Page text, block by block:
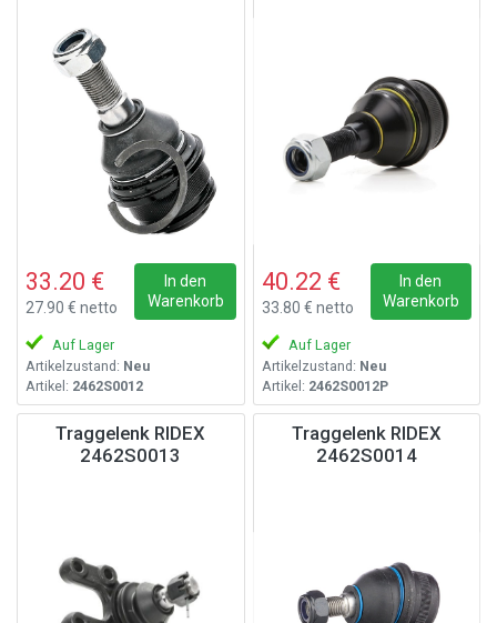
33.20 €
27.90 € netto
In den
Warenkorb
Auf Lager
Artikelzustand: Neu
Artikel: 2462S0012
40.22 €
33.80 € netto
In den
Warenkorb
Auf Lager
Artikelzustand: Neu
Artikel: 2462S0012P
Traggelenk RIDEX
2462S0013
Traggelenk RIDEX
2462S0014